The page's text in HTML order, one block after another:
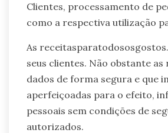
Clientes, processamento de
como a respectiva utilização
As
seus clientes. Não obstante
dados de forma segura e que
aperfeiçoadas para o efeito,
pessoais sem condições de
autorizados.